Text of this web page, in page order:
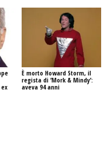
È morto Howard Storm, il
regista di ‘Mork & Mindy’:
aveva 94 anni